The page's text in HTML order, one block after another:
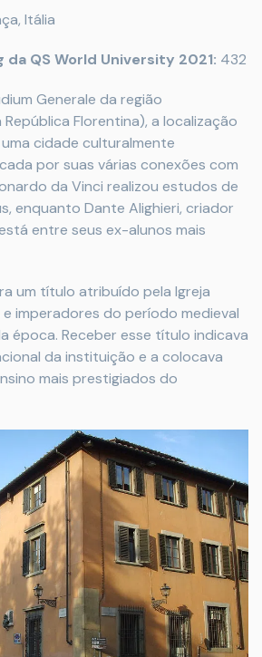
Itália
da QS World University 2021: 432
Generale da região
Florentina), a localização
cidade culturalmente
por suas várias conexões com
da Vinci realizou estudos de
enquanto Dante Alighieri, criador
entre seus ex-alunos mais
um título atribuído pela Igreja
imperadores do período medieval
época. Receber esse título indicava
da instituição e a colocava
mais prestigiados do